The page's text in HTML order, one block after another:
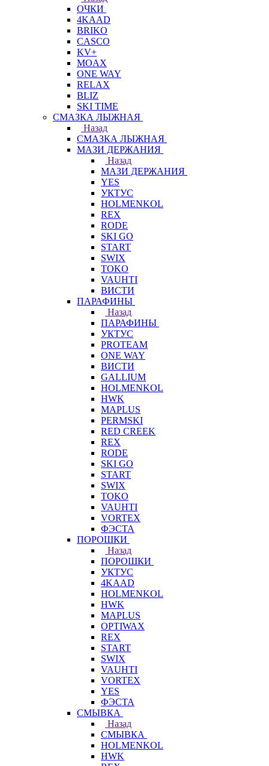
ОЧКИ
4KAAD
BRIKO
CASCO
KV+
MOAX
ONE WAY
RELAX
BLIZ
SKI TIME
СМАЗКА ЛЫЖНАЯ
Назад
СМАЗКА ЛЫЖНАЯ
МАЗИ ДЕРЖАНИЯ
Назад
МАЗИ ДЕРЖАНИЯ
YES
УКТУС
HOLMENKOL
REX
RODE
SKI GO
START
SWIX
TOKO
VAUHTI
ВИСТИ
ПАРАФИНЫ
Назад
ПАРАФИНЫ
УКТУС
PROTEAM
ONE WAY
ВИСТИ
GALLIUM
HOLMENKOL
HWK
MAPLUS
PERMSKI
RED CREEK
REX
RODE
SKI GO
START
SWIX
TOKO
VAUHTI
VORTEX
ФЭСТА
ПОРОШКИ
Назад
ПОРОШКИ
УКТУС
4KAAD
HOLMENKOL
HWK
MAPLUS
OPTIWAX
REX
START
SWIX
VAUHTI
VORTEX
YES
ФЭСТА
СМЫВКА
Назад
СМЫВКА
HOLMENKOL
HWK